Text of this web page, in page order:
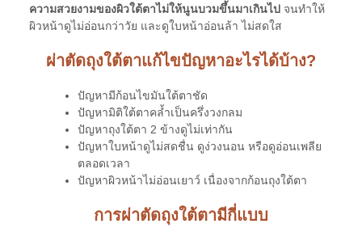
ความสวยงามของผิวใต้ตาไม่ให้นูนบวมขึ้นมาเกินไป จนทำให้
ผิวหน้าดูไม่อ่อนกว่าวัย และดูใบหน้าอ่อนล้า ไม่สดใส
ผ่าตัดถุงใต้ตาแก้ไขปัญหาอะไรได้บ้าง?
ปัญหามีก้อนไขมันใต้ตาชัด
ปัญหามิติใต้ตาคล้ำเป็นครึ่งวงกลม
ปัญหาถุงใต้ตา 2 ข้างดูไม่เท่ากัน
ปัญหาใบหน้าดูไม่สดชื่น ดูง่วงนอน หรือดูอ่อนเพลีย
ตลอดเวลา
ปัญหาผิวหน้าไม่อ่อนเยาว์ เนื่องจากก้อนถุงใต้ตา
การผ่าตัดถุงใต้ตามีกี่แบบ